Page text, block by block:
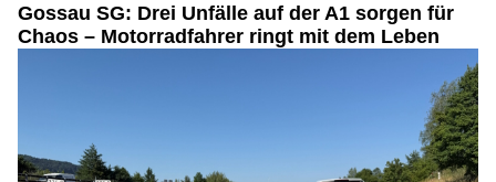
Gossau SG: Drei Unfälle auf der A1 sorgen für
Chaos – Motorradfahrer ringt mit dem Leben